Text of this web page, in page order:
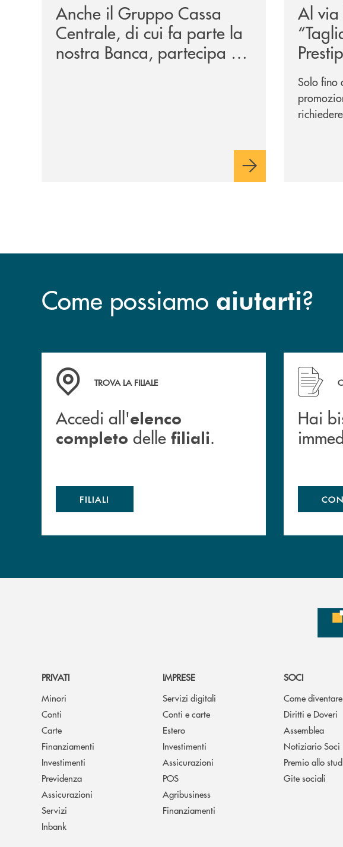
Anche il Gruppo Cassa
Centrale, di cui fa parte la
nostra Banca, partecipa a
EUR.BANK, il progetto di
Al via
per
Solo fino
Come possiamo aiutarti?
Accedi all' elenco completo delle filiali .
TROVA LA FILIALE
Accedi all'elenco
completo delle filiali.
FILIALI
Hai
Hai
PRIVATI
Minori
Conti
Carte
Finanziamenti
Investimenti
Previdenza
Assicurazioni
Servizi
Inbank
IMPRESE
Servizi digitali
Conti e carte
Estero
Investimenti
Assicurazioni
POS
Agribusiness
Finanziamenti
SOCI
Come diventare
Diritti e Doveri
Assemblea
Notiziario Soci
Premio allo
Gite sociali